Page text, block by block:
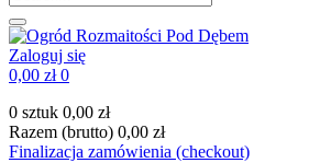
Zaloguj się
0,00 zł 0
0 sztuk 0,00 zł
Razem (brutto) 0,00 zł
Finalizacja zamówienia (checkout)